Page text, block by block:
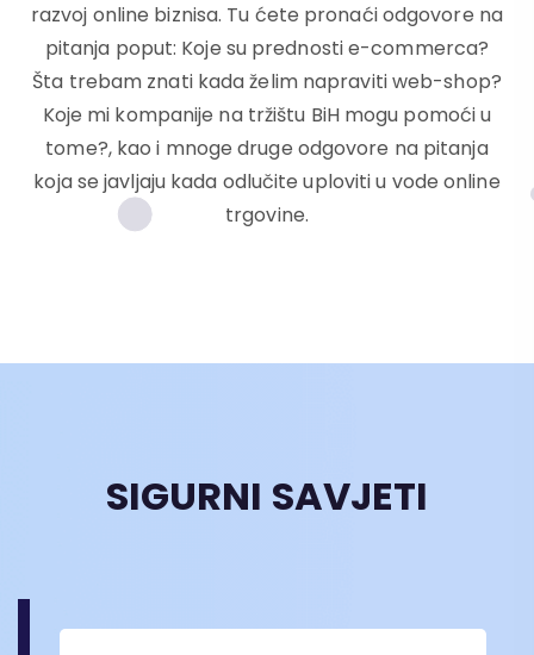
razvoj online biznisa. Tu ćete pronaći odgovore na
pitanja poput: Koje su prednosti e-commerca?
Šta trebam znati kada želim napraviti web-shop?
Koje mi kompanije na tržištu BiH mogu pomoći u
tome?, kao i mnoge druge odgovore na pitanja
koja se javljaju kada odlučite uploviti u vode online
trgovine.
SIGURNI SAVJETI